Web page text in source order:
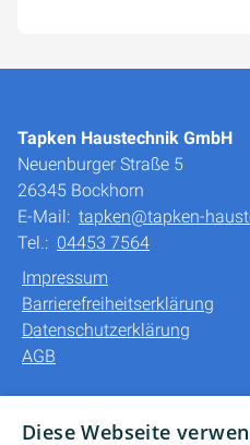
Tapken Haustechnik GmbH
Neuenburger Straße 5
26345 Bockhorn
E-Mail: tapken@tapken-
Tel.: 04453 7564
Impressum
Barrierefreiheitserklärung
Datenschutzerklärung
AGB
Diese Webseite